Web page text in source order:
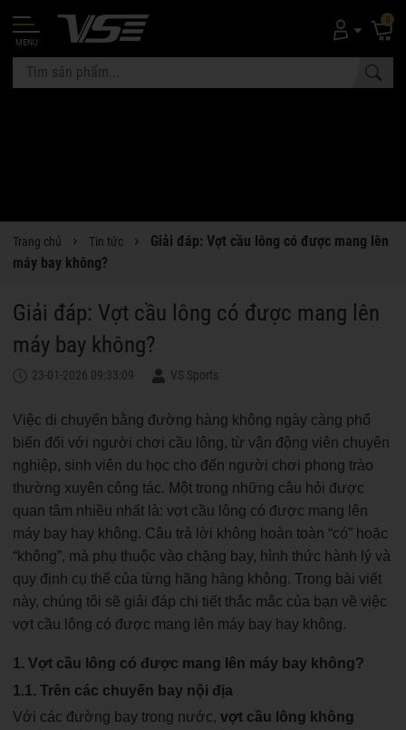
MENU
0
Trang chủ Tin tức
Giải đáp: Vợt cầu lông có được mang lên
máy bay không?
Giải đáp: Vợt cầu lông có được mang lên
máy bay không?
23-01-2026 09:33:09 VS Sports
Việc di chuyển bằng đường hàng không ngày càng phổ
biến đối với người chơi cầu lông, từ vận động viên chuyên
nghiệp, sinh viên du học cho đến người chơi phong trào
thường xuyên công tác. Một trong những câu hỏi được
quan tâm nhiều nhất là: vợt cầu lông có được mang lên
máy bay hay không. Câu trả lời không hoàn toàn “có” hoặc
“không”, mà phụ thuộc vào chặng bay, hình thức hành lý và
quy định cụ thể của từng hãng hàng không. Trong bài viết
này, chúng tôi sẽ giải đáp chi tiết thắc mắc của bạn về việc
vợt cầu lông có được mang lên máy bay hay không.
1. Vợt cầu lông có được mang lên máy bay không?
1.1. Trên các chuyến bay nội địa
Với các đường bay trong nước, vợt cầu lông không